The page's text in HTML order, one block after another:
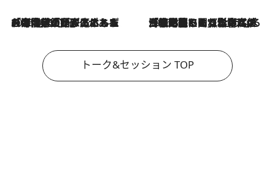
2026.8.3
「今後値上げがあるとすれば…」「リスクがあるのは今年の冬」エネルギー専門家が語る、ホルムズ海峡封鎖が家庭にもたらす“ある心配” 2026.8.3
「住宅建てられない…」「サーチャージ料の高値が続いている」ホルムズ海峡封鎖による影響はいつまで続く？《エネルギー専門家に聞く“どうなる日本の暮らし”》
トーク&セッション TOP